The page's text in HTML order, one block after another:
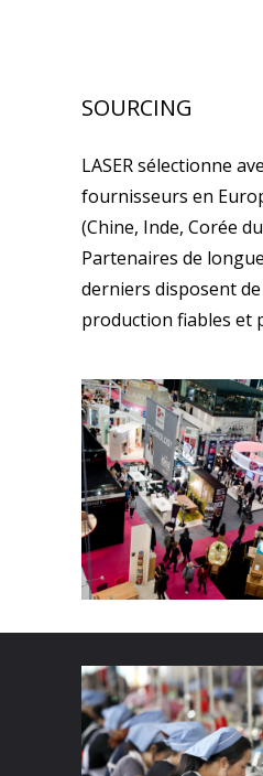
SOURCING
LASER sélectionne
fournisseurs en
(Chine, Inde, Corée
Partenaires de
derniers disposent
production fiables et